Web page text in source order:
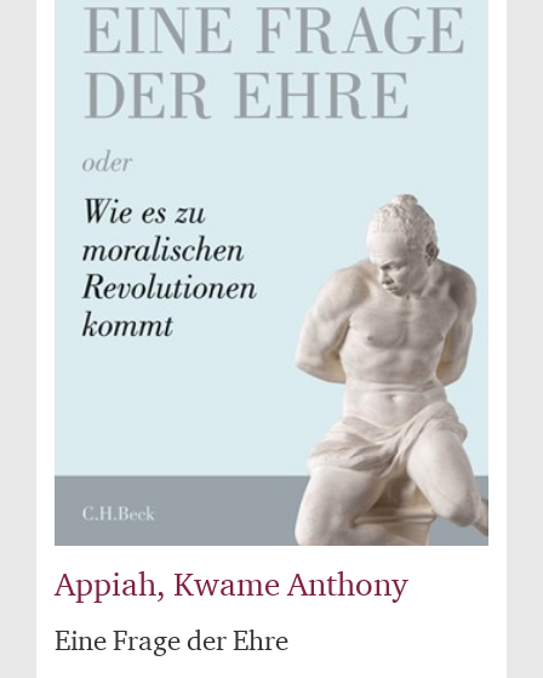
Appiah, Kwame Anthony
Eine Frage der Ehre